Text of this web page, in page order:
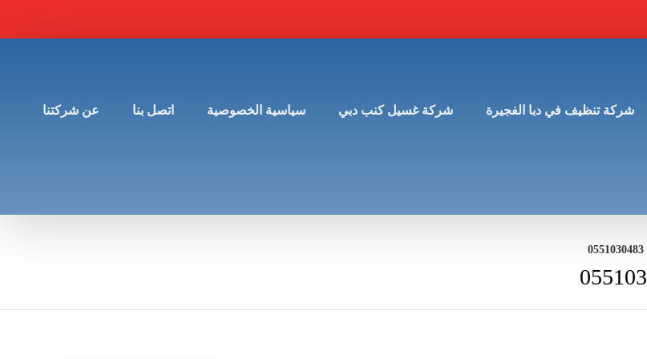
شركة تنظيف في دبا الفجيرة شركة غسيل كنب دبي سياسية الخصوصية اتصل بنا عن شركتنا